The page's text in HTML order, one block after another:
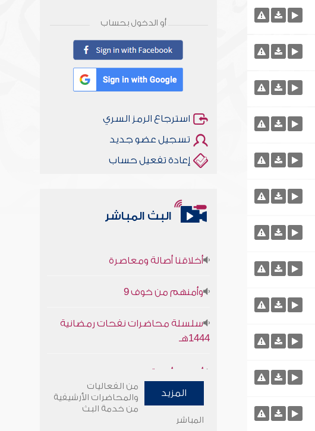
أو الدخول بحساب
استرجاع الرمز السري
تسجيل عضو جديد
إعادة تفعيل حساب
البث المباشر
1444هـ
وأمنهم من خوف 9
سلسلة محاضرات نفحات رمضانية
المزيد
من الفعاليات
والمحاضرات الأرشيفية
من خدمة البث
المباشر